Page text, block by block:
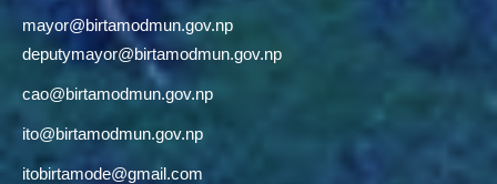
mayor@birtamodmun.gov.np
deputymayor@birtamodmun.gov.np
cao@birtamodmun.gov.np
ito@birtamodmun.gov.np
itobirtamode@gmail.com